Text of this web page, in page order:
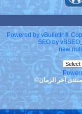
Powered by vBulletin®
SEO by vBSEO
new
آخر الزمان©